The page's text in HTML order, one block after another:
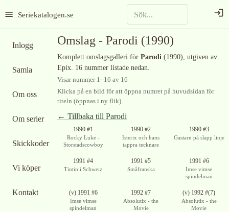
Seriekatalogen.se
Inlogg
Samla
Om oss
Om serier
Skickkoder
Vi köper
Kontakt
Omslag - Parodi (1990)
Komplett omslagsgalleri för Parodi (1990), utgiven av
Epix. 16 nummer listade nedan.
Visar nummer 1–16 av 16
Klicka på en bild för att öppna numret på huvudsidan för
titeln (öppnas i ny flik).
← Tillbaka till Parodi
1990 #1
Rocky Luke -
Storstadscowboy
1990 #2
Isterix och hans
tappra tecknare
1990 #3
Gastarn på slapp linje
1991 #4
Tintin i Schweiz
1991 #5
Småfranska
1991 #6
Imse vimse
spindelman
(v) 1991 #6
Imse vimse
spindelman
1992 #7
Absolutix - the
Movie
(v) 1992 #(7)
Absolutix - the
Movie